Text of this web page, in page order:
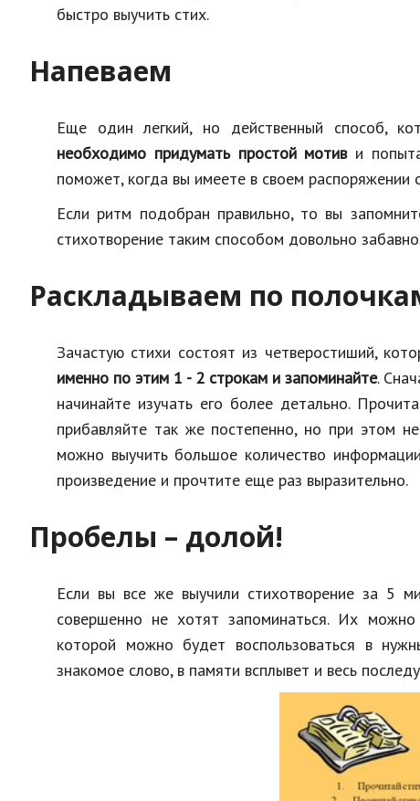
быстро выучить стих.
Напеваем
Еще один легкий, но действенный способ,
необходимо придумать простой мотиви
поможет, когда вы имеете в своем распоряжении
Если ритм подобран правильно, то вы
стихотворение таким способом довольно
Раскладываем по
Зачастую стихи состоят из четверостиший,
именно по этим 1 - 2 строкам и запоминайте.
начинайте изучать его более детально.
прибавляйте так же постепенно, но при этом
можно выучить большое количество
произведение и прочтите еще раз выразительно.
Пробелы – долой!
Если вы все же выучили стихотворение за 5
совершенно не хотят запоминаться. Их
которой можно будет воспользоваться в
знакомое слово, в памяти всплывет и весь